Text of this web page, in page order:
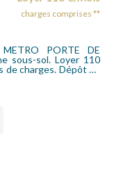
TIFFENCOGE,
de stationnement
à Saint-Cloud, dans un